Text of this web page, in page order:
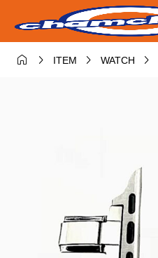
  ITEM  WATCH 